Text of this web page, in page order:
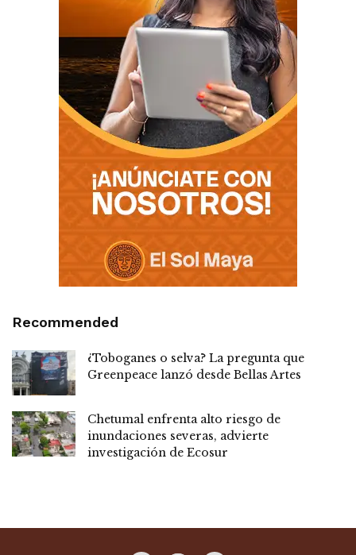
Recommended
¿Toboganes o selva? La pregunta que
Greenpeace lanzó desde Bellas Artes
Chetumal enfrenta alto riesgo de
inundaciones severas, advierte
investigación de Ecosur